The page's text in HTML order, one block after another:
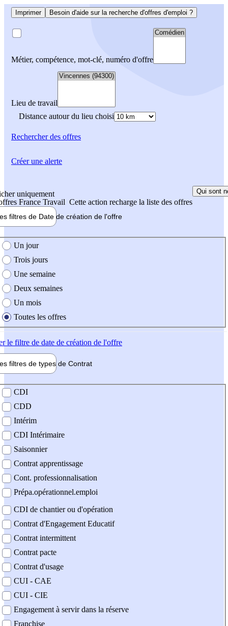
Imprimer Besoin d'aide sur la recherche d'offres d'emploi ?
Métier, compétence, mot-clé, numéro d'offre
Lieu de travail
Distance autour du lieu choisi
Rechercherdes offres
uniquement
France Travail Cette action recharge la liste des offres
Qui sont
filtres de Date de création de l'offre
création de l'offre
Un jour
Trois jours
Une semaine
Deux semaines
Un mois
Toutes les offres
le filtre de date de création de l'offre
filtres de types de Contrat
contrat
CDI
CDD
Intérim
CDI Intérimaire
Saisonnier
Contrat apprentissage
Cont. professionnalisation
Prépa.opérationnel.emploi
CDI de chantier ou d'opération
Contrat d'Engagement Educatif
Contrat intermittent
Contrat pacte
Contrat d'usage
CUI - CAE
CUI - CIE
Engagement à servir dans la réserve
Franchise
Créer une alerte